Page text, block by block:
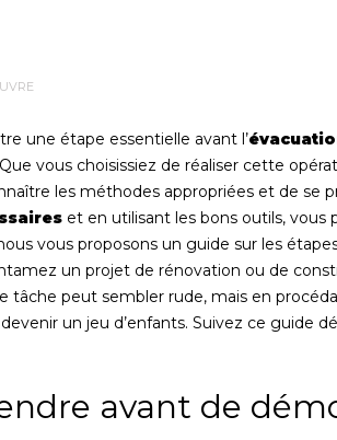
une étape essentielle avant l’
vous choisissiez de réaliser cette
les méthodes appropriées et de se
et en utilisant les bons outils,
vous proposons un guide sur les
un projet de rénovation ou de
tâche peut sembler rude, mais en
un jeu d’enfants. Suivez ce guide
avant de